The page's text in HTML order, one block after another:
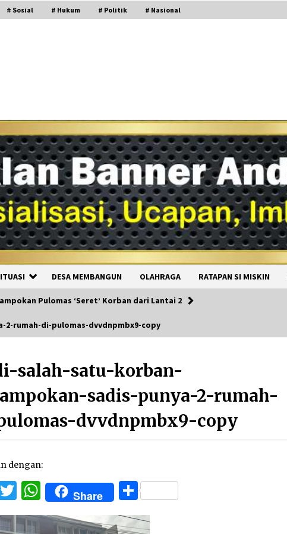
# Sosial # Hukum # Politik # Nasional
DESA MEMBANGUN OLAHRAGA RATAPAN SI MISKIN
Pulomas ‘Seret’ Korban dari Lantai 2
rumah-di-pulomas-dvvdnpmbx9-copy
salah-satu-korban-
sadis-punya-2-rumah-
dvvdnpmbx9-copy
dengan:
Twitter
WhatsApp
Share Share